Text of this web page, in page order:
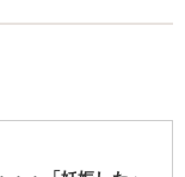
７は不貞行為の写真